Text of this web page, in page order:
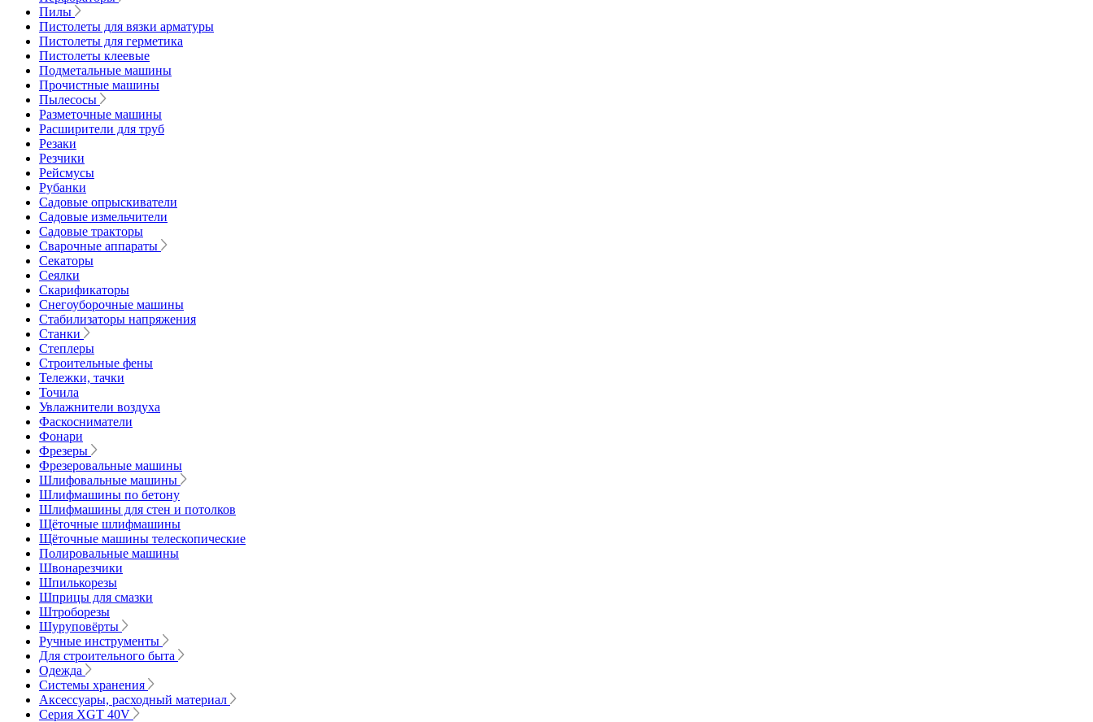
Пилы
Пистолеты для вязки арматуры
Пистолеты для герметика
Пистолеты клеевые
Подметальные машины
Прочистные машины
Пылесосы
Разметочные машины
Расширители для труб
Резаки
Резчики
Рейсмусы
Рубанки
Садовые опрыскиватели
Садовые измельчители
Садовые тракторы
Сварочные аппараты
Секаторы
Сеялки
Скарификаторы
Снегоуборочные машины
Стабилизаторы напряжения
Станки
Степлеры
Строительные фены
Тележки, тачки
Точила
Увлажнители воздуха
Фаскосниматели
Фонари
Фрезеры
Фрезеровальные машины
Шлифовальные машины
Шлифмашины по бетону
Шлифмашины для стен и потолков
Щёточные шлифмашины
Щёточные машины телескопические
Полировальные машины
Швонарезчики
Шпилькорезы
Шприцы для смазки
Штроборезы
Шуруповёрты
Ручные инструменты
Для строительного быта
Одежда
Системы хранения
Аксессуары, расходный материал
Серия XGT 40V